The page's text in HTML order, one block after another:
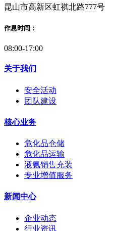
昆山市高新区虹祺北路777号
作息时间：
08:00-17:00
关于我们
安全活动
团队建设
核心业务
危化品仓储
危化品运输
液氨销售充装
专业增值服务
新闻中心
企业动态
行业资讯